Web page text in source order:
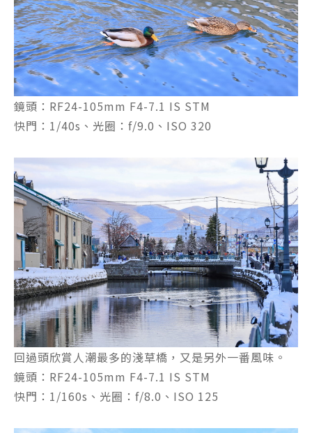
鏡頭：RF24-105mm F4-7.1 IS STM
快門：1/40s、光圈：f/9.0、ISO 320
回過頭欣賞人潮最多的淺草橋，又是另外一番風味。
鏡頭：RF24-105mm F4-7.1 IS STM
快門：1/160s、光圈：f/8.0、ISO 125